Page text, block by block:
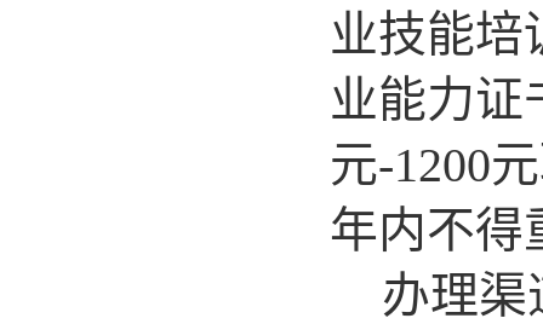
业技能培
业能力证
元-1200
年内不得
办理渠